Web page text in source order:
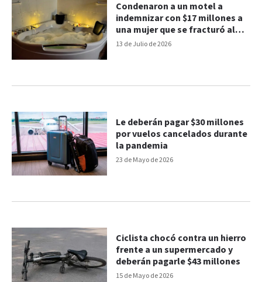
13 de Julio de 2026
Condenaron a un motel a
indemnizar con $17 millones a
una mujer que se fracturó al
salir de un jacuzzi
23 de Mayo de 2026
Le deberán pagar $30 millones
por vuelos cancelados durante
la pandemia
15 de Mayo de 2026
Ciclista chocó contra un hierro
frente a un supermercado y
deberán pagarle $43 millones